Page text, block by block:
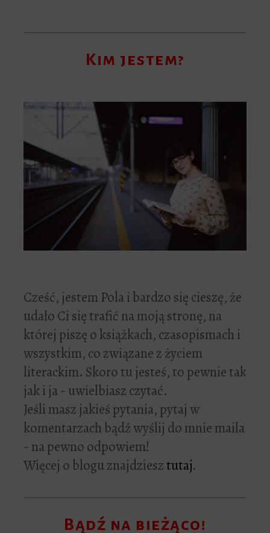
Kim jestem?
Cześć, jestem Pola i bardzo się cieszę, że
udało Ci się trafić na moją stronę, na
której piszę o książkach, czasopismach i
wszystkim, co związane z życiem
literackim. Skoro tu jesteś, to pewnie tak
jak i ja - uwielbiasz czytać.
Jeśli masz jakieś pytania, pytaj w
komentarzach bądź wyślij do mnie maila
- na pewno odpowiem!
Więcej o blogu znajdziesztutaj.
Bądź na bieżąco!